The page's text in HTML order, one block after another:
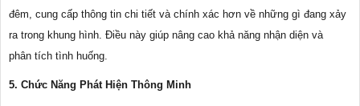
đêm, cung cấp thông tin chi tiết và chính xác hơn về những gì đang xảy
ra trong khung hình. Điều này giúp nâng cao khả năng nhận diện và
phân tích tình huống.
5. Chức Năng Phát Hiện Thông Minh